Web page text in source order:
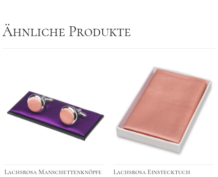
Ähnliche Produkte
Lachsrosa Manschettenknöpfe Lachsrosa Einstecktuch